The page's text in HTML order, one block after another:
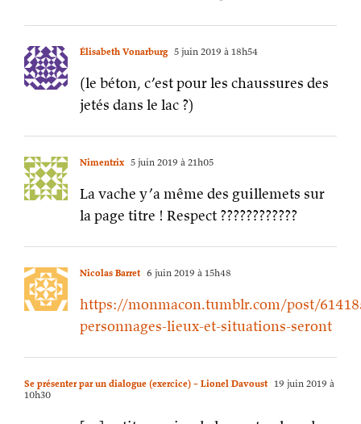
Élisabeth Vonarburg 5 juin 2019 à 18h54
(le béton, c’est pour les chaussures des
jetés dans le lac ?)
Nimentrix 5 juin 2019 à 21h05
La vache y’a même des guillemets sur
la page titre ! Respect ????????????
Nicolas Barret 6 juin 2019 à 15h48
https://monmacon.tumblr.com/post/
personnages-lieux-et-situations-seront
Se présenter par un dialogue (exercice) – Lionel Davoust 19 juin 2019 à
10h30